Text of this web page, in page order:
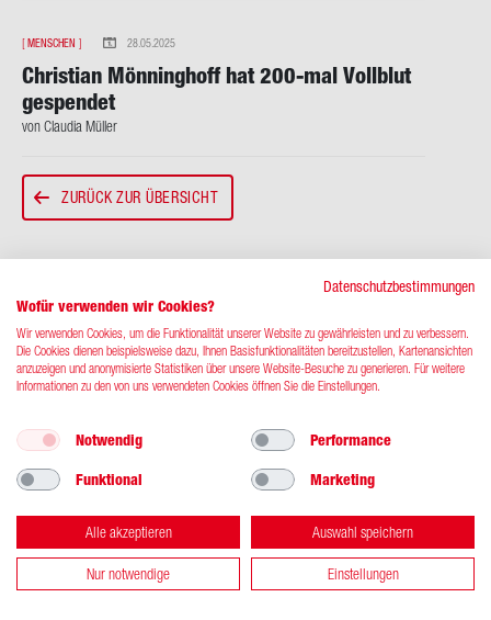
[ MENSCHEN ] 28.05.2025
Chris­ti­an Mön­ning­hoff hat 200-​mal Voll­blut
ge­spen­det
von Clau­dia Mül­ler
ZURÜCK ZUR ÜBERSICHT
Kontakt Impressum Datenschutz
© 2026 DRK-​Blutspendedienst West gGmbH
Datenschutzbestimmungen
Wofür verwenden wir Cookies?
Wir verwenden Cookies, um die Funktionalität unserer Website zu gewährleisten und zu verbessern.
Die Cookies dienen beispielsweise dazu, Ihnen Basisfunktionalitäten bereitzustellen, Kartenansichten
anzuzeigen und anonymisierte Statistiken über unsere Website-Besuche zu generieren. Für weitere
Informationen zu den von uns verwendeten Cookies öffnen Sie die Einstellungen.
Notwendig Performance
Funktional Marketing
Alle akzeptieren Auswahl speichern
Nur notwendige Einstellungen